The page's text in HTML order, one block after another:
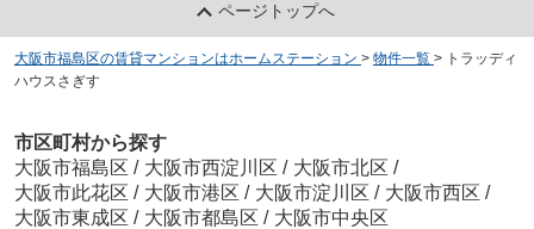
ページトップへ
大阪市福島区の賃貸マンションはホームステーション > 物件一覧 > トラッディ
ハウスさぎす
市区町村から探す
大阪市福島区 / 大阪市西淀川区 / 大阪市北区 /
大阪市此花区 / 大阪市港区 / 大阪市淀川区 / 大阪市西区 /
大阪市東成区 / 大阪市都島区 / 大阪市中央区